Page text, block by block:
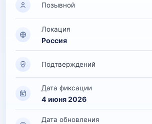
Позывной
Локация
Россия
Подтверждений
Дата фиксации
4 июня 2026
Дата обновления